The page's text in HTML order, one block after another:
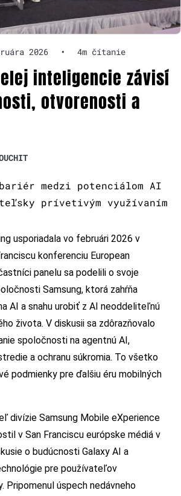
2026 • 4m čítanie
inteligencie závisí
otvorenosti a
medzi potenciálom AI
prívetivým využívaním
usporiadala vo februári 2026 v
konferenciu European
panelu sa podelili o svoje
Samsung, ktorá zahŕňa
AI a snahu urobiť z AI neoddeliteľnú
života. V diskusii sa zdôrazňovalo
spoločnosti na agentnú AI,
a ochranu súkromia. To všetko
podmienky pre ďalšiu éru mobilných
divízie Samsung Mobile eXperience
v San Franciscu európske médiá v
o budúcnosti Galaxy AI a
pre používateľov
Pripomenul úspech nedávneho